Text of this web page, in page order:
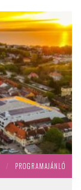
/ PROGRAMAJÁNLÓ